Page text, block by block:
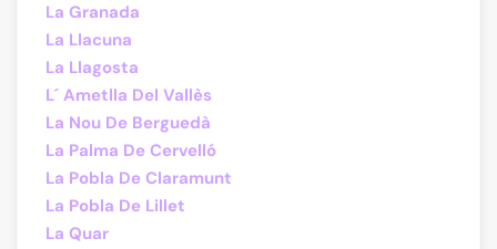
La Granada
La Llacuna
La Llagosta
L´ Ametlla Del Vallès
La Nou De Berguedà
La Palma De Cervelló
La Pobla De Claramunt
La Pobla De Lillet
La Quar